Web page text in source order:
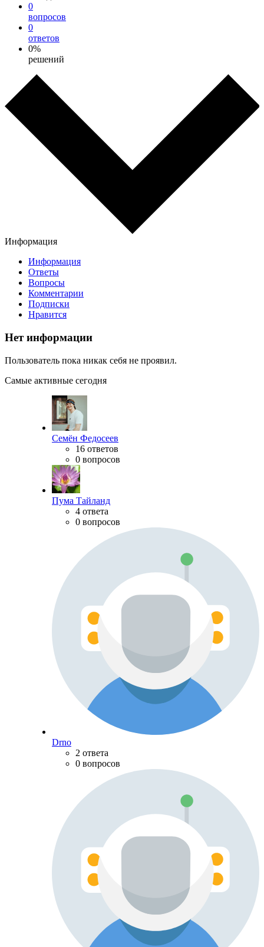
0
вопросов
0
ответов
0%
решений
Информация
Информация
Ответы
Вопросы
Комментарии
Подписки
Нравится
Нет информации
Пользователь пока никак себя не проявил.
Самые активные сегодня
Семён Федосеев
16 ответов
0 вопросов
Пума Тайланд
4 ответа
0 вопросов
Drno
2 ответа
0 вопросов